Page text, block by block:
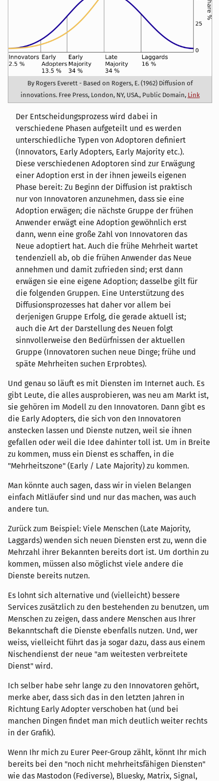
By Rogers Everett - Based on Rogers, E. (1962) Diffusion of
innovations. Free Press, London, NY, USA., Public Domain, Link
Der Entscheidungsprozess wird dabei in
verschiedene Phasen aufgeteilt und es werden
unterschiedliche Typen von Adoptoren definiert
(Innovators, Early Adopters, Early Majority etc.).
Diese verschiedenen Adoptoren sind zur Erwägung
einer Adoption erst in der ihnen jeweils eigenen
Phase bereit: Zu Beginn der Diffusion ist praktisch
nur von Innovatoren anzunehmen, dass sie eine
Adoption erwägen; die nächste Gruppe der frühen
Anwender erwägt eine Adoption gewöhnlich erst
dann, wenn eine große Zahl von Innovatoren das
Neue adoptiert hat. Auch die frühe Mehrheit wartet
tendenziell ab, ob die frühen Anwender das Neue
annehmen und damit zufrieden sind; erst dann
erwägen sie eine eigene Adoption; dasselbe gilt für
die folgenden Gruppen. Eine Unterstützung des
Diffusionsprozesses hat daher vor allem bei
derjenigen Gruppe Erfolg, die gerade aktuell ist;
auch die Art der Darstellung des Neuen folgt
sinnvollerweise den Bedürfnissen der aktuellen
Gruppe (Innovatoren suchen neue Dinge; frühe und
späte Mehrheiten suchen Erprobtes).
Und genau so läuft es mit Diensten im Internet auch. Es
gibt Leute, die alles ausprobieren, was neu am Markt ist,
sie gehören im Modell zu den Innovatoren. Dann gibt es
die Early Adopters, die sich von den Innovatoren
anstecken lassen und Dienste nutzen, weil sie ihnen
gefallen oder weil die Idee dahinter toll ist. Um in Breite
zu kommen, muss ein Dienst es schaffen, in die
"Mehrheitszone" (Early / Late Majority) zu kommen.
Man könnte auch sagen, dass wir in vielen Belangen
einfach Mitläufer sind und nur das machen, was auch
andere tun.
Zurück zum Beispiel: Viele Menschen (Late Majority,
Laggards) wenden sich neuen Diensten erst zu, wenn die
Mehrzahl ihrer Bekannten bereits dort ist. Um dorthin zu
kommen, müssen also möglichst viele andere die
Dienste bereits nutzen.
Es lohnt sich alternative und (vielleicht) bessere
Services zusätzlich zu den bestehenden zu benutzen, um
Menschen zu zeigen, dass andere Menschen aus Ihrer
Bekanntschaft die Dienste ebenfalls nutzen. Und, wer
weiss, vielleicht führt das ja sogar dazu, dass aus einem
Nischendienst der neue "am weitesten verbreitete
Dienst" wird.
Ich selber habe sehr lange zu den Innovatoren gehört,
merke aber, dass sich das in den letzten Jahren in
Richtung Early Adopter verschoben hat (und bei
manchen Dingen findet man mich deutlich weiter rechts
in der Grafik).
Wenn Ihr mich zu Eurer Peer-Group zählt, könnt Ihr mich
bereits bei den "noch nicht mehrheitsfähigen Diensten"
wie das Mastodon (Fediverse), Bluesky, Matrix, Signal,